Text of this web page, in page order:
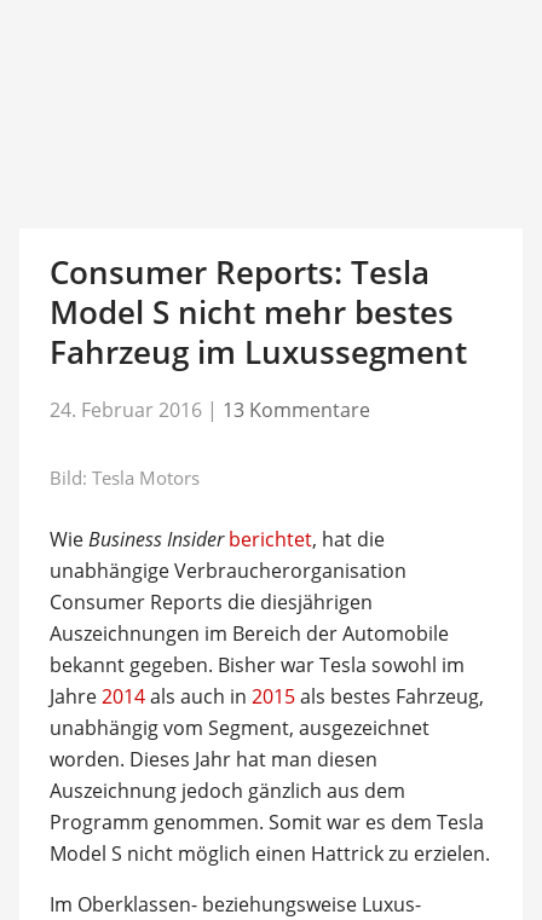
Consumer Reports: Tesla
Model S nicht mehr bestes
Fahrzeug im Luxussegment
24. Februar 2016 | 13 Kommentare
Bild: Tesla Motors
WieBusiness Insider berichtet, hat die
unabhängige Verbraucherorganisation
Consumer Reports die diesjährigen
Auszeichnungen im Bereich der Automobile
bekannt gegeben. Bisher war Tesla sowohl im
Jahre2014als auch in 2015als bestes Fahrzeug,
unabhängig vom Segment, ausgezeichnet
worden. Dieses Jahr hat man diesen
Auszeichnung jedoch gänzlich aus dem
Programm genommen. Somit war es dem Tesla
Model S nicht möglich einen Hattrick zu erzielen.
Im Oberklassen- beziehungsweise Luxus-